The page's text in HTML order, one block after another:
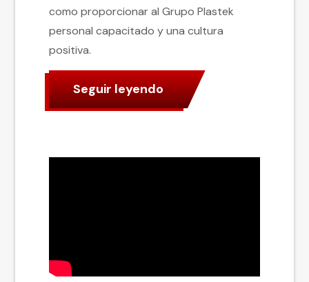
como proporcionar al Grupo Plastek
personal capacitado y una cultura
positiva.
Seguir leyendo